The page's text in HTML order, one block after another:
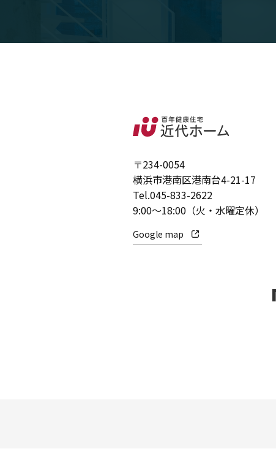
〒234-0054
横浜市港南区港南台4-21-17
Tel.045-833-2622
9:00～18:00（火・水曜定休）
Google map